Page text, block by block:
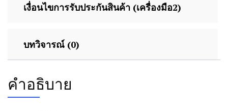
เงื่อนไขการรับประกันสินค้า (เครื่องมือ2)
บทวิจารณ์ (0)
คำอธิบาย